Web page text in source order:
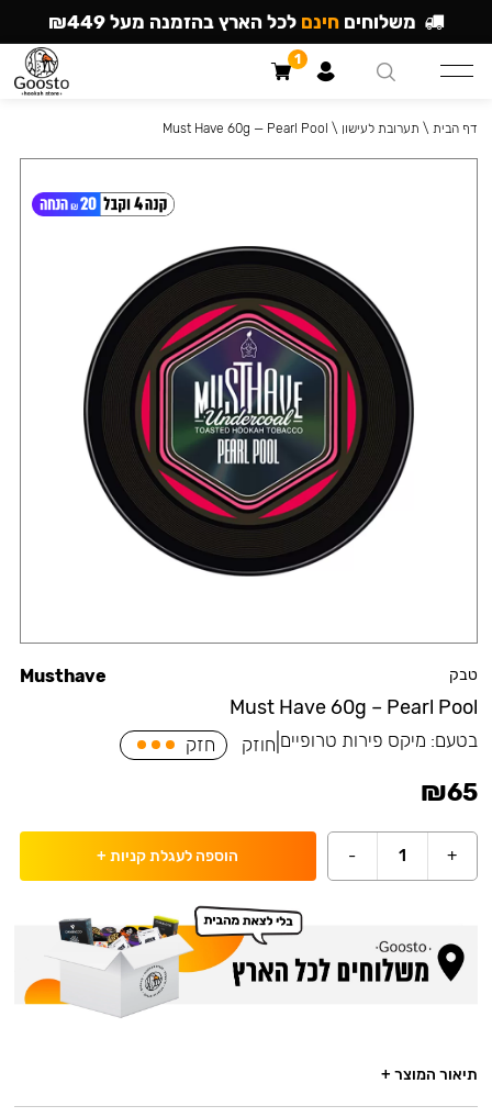
טבק
Must Have 60g – Pearl Pool
Musthave
בטעם: מיקס פירות טרופיים חוזק חזק
₪65
+
1
- הוספה לעגלת קניות +
דף הבית \ תערובת לעישון \
Must Have 60g — Pearl Pool
תיאור המוצר +
משלוחים חינם לכל הארץ בהזמנה מעל ₪449
1